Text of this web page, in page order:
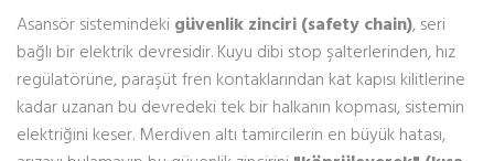
Asansör sistemindeki güvenlik zinciri (safety chain), seri
bağlı bir elektrik devresidir. Kuyu dibi stop şalterlerinden, hız
regülatörüne, paraşüt fren kontaklarından kat kapısı kilitlerine
kadar uzanan bu devredeki tek bir halkanın kopması, sistemin
elektriğini keser. Merdiven altı tamircilerin en büyük hatası,